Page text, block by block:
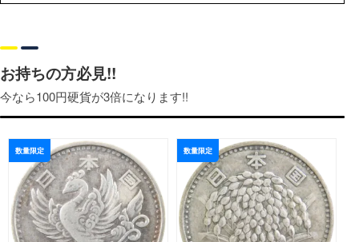
す。
りません。製造年や状態によって価値は大きく異なる
為、宜しければ一度拝見させていただきます。
お持ちの方必見!!
今なら100円硬貨が3倍になります!!
数量限定 数量限定